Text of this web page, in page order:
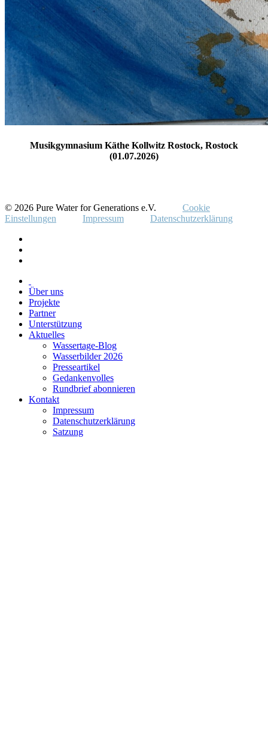
Musikgymnasium Käthe Kollwitz Rostock, Rostock
(01.07.2026)
© 2026 Pure Water for Generations e.V.
Cookie
Einstellungen
Impressum Datenschutzerklärung
Über uns
Projekte
Partner
Unterstützung
Aktuelles
Wassertage-Blog
Wasserbilder 2026
Presseartikel
Gedankenvolles
Rundbrief abonnieren
Kontakt
Impressum
Datenschutzerklärung
Satzung